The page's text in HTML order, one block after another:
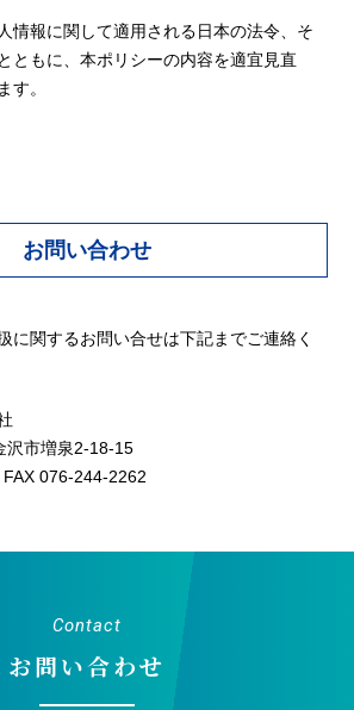
情報に関して適用される日本の法令、そ
ともに、本ポリシーの内容を適宜見直
す。
お問い合わせ
に関するお問い合せは下記までご連絡く
沢市増泉2-18-15
076-244-2262
Contact
お問い合わせ